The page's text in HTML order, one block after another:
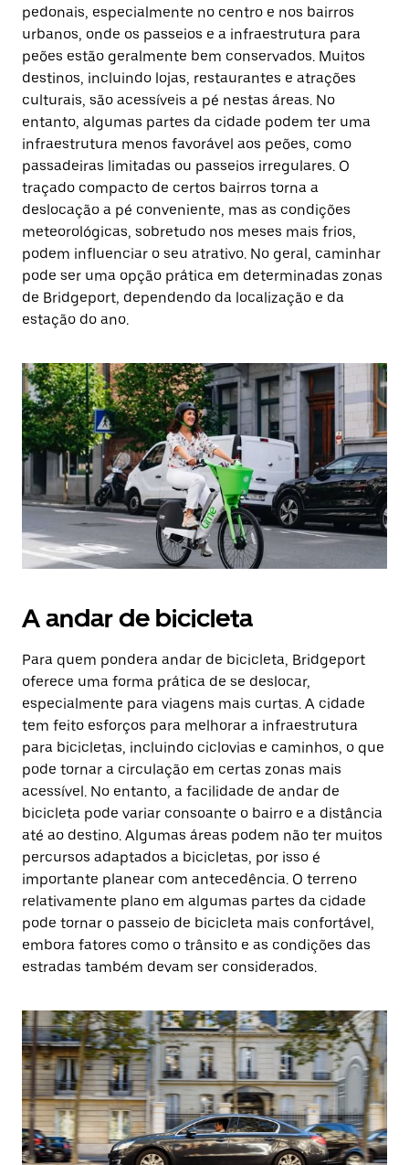
pedonais, especialmente no centro e nos bairros
urbanos, onde os passeios e a infraestrutura para
peões estão geralmente bem conservados. Muitos
destinos, incluindo lojas, restaurantes e atrações
culturais, são acessíveis a pé nestas áreas. No
entanto, algumas partes da cidade podem ter uma
infraestrutura menos favorável aos peões, como
passadeiras limitadas ou passeios irregulares. O
traçado compacto de certos bairros torna a
deslocação a pé conveniente, mas as condições
meteorológicas, sobretudo nos meses mais frios,
podem influenciar o seu atrativo. No geral, caminhar
pode ser uma opção prática em determinadas zonas
de Bridgeport, dependendo da localização e da
estação do ano.
A andar de bicicleta
Para quem pondera andar de bicicleta, Bridgeport
oferece uma forma prática de se deslocar,
especialmente para viagens mais curtas. A cidade
tem feito esforços para melhorar a infraestrutura
para bicicletas, incluindo ciclovias e caminhos, o que
pode tornar a circulação em certas zonas mais
acessível. No entanto, a facilidade de andar de
bicicleta pode variar consoante o bairro e a distância
até ao destino. Algumas áreas podem não ter muitos
percursos adaptados a bicicletas, por isso é
importante planear com antecedência. O terreno
relativamente plano em algumas partes da cidade
pode tornar o passeio de bicicleta mais confortável,
embora fatores como o trânsito e as condições das
estradas também devam ser considerados.